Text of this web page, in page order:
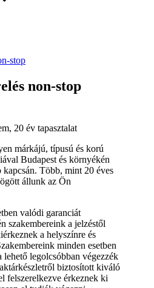
stop
non-stop
20 év tapasztalat
márkájú, típusú és korú
Budapest és környékén
kapcsán. Több, mint 20 éves
állunk az Ön
valódi garanciát
szakembereink a jelzéstől
a helyszínre és
minden esetben
lehető legolcsóbban végezzék
biztosított kiváló
felszerelkezve érkeznek ki